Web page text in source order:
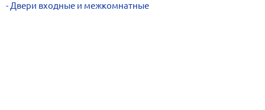
Двери входные и межкомнатные